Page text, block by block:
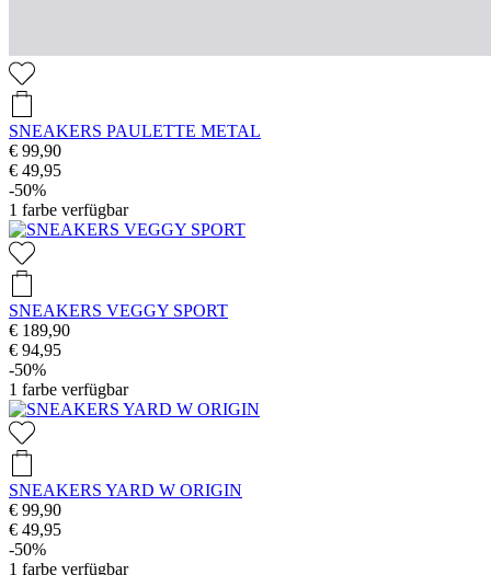
SNEAKERS PAULETTE METAL
€ 99,90
€ 49,95
-50%
1 farbe verfügbar
SNEAKERS VEGGY SPORT
€ 189,90
€ 94,95
-50%
1 farbe verfügbar
SNEAKERS YARD W ORIGIN
€ 99,90
€ 49,95
-50%
1 farbe verfügbar